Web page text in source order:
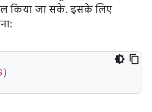
किया जा सके. इसके लिए